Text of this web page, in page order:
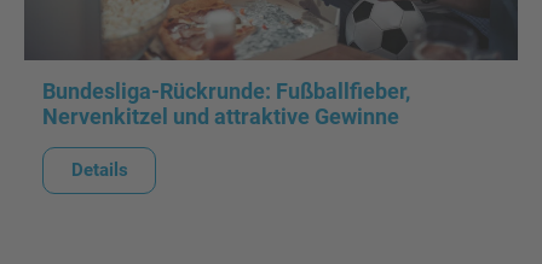
Bundesliga-Rückrunde: Fußballfieber,
Nervenkitzel und attraktive Gewinne
Details